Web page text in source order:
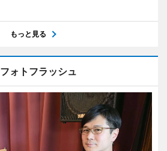
もっと見る
フォトフラッシュ